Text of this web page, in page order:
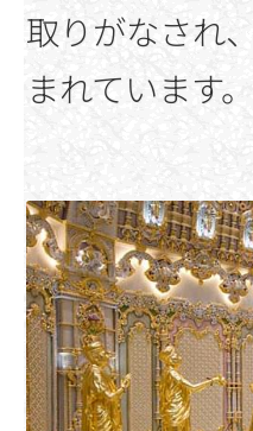
取りがなされ
まれています